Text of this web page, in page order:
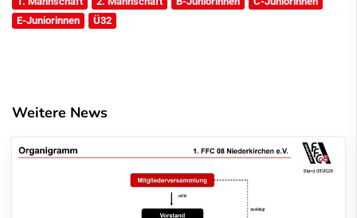
E-Juniorinnen
Ü32
Weitere News